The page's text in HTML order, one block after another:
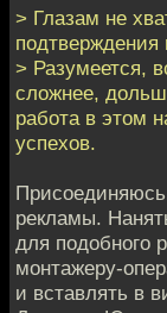
> Глазам не
> Разумеется,
сложнее,
работа в этом
успехов.
рекламы.
для подобного
монтажеру-
и вставлять в